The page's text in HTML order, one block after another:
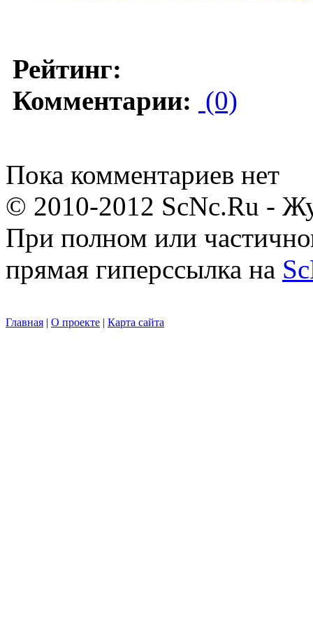
Рейтинг:
Комментарии: (0)
Пока комментариев нет
© 2010-2012 ScNc.Ru -
При полном или
прямая гиперссылка на
Главная | О проекте | Карта сайта